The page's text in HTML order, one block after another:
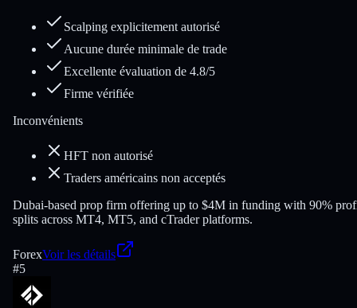
Scalping explicitement autorisé
Aucune durée minimale de trade
Excellente évaluation de 4.8/5
Firme vérifiée
Inconvénients
HFT non autorisé
Traders américains non acceptés
Dubai-based prop firm offering up to $4M in funding with 90%
splits across MT4, MT5, and cTrader platforms.
ForexVoir les détails
#5